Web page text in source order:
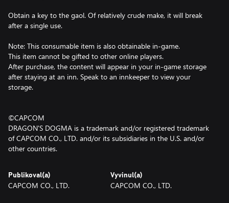
Obtain a key to the gaol. Of relatively crude make, it will break
after a single use.
Note: This consumable item is also obtainable in-game.
This item cannot be gifted to other online players.
After purchase, the content will appear in your in-game storage
after staying at an inn. Speak to an innkeeper to view your
storage.
©CAPCOM
DRAGON'S DOGMA is a trademark and/or registered trademark
of CAPCOM CO., LTD. and/or its subsidiaries in the U.S. and/or
other countries.
Publikoval(a)
CAPCOM CO., LTD.
Vyvinul(a)
CAPCOM CO., LTD.